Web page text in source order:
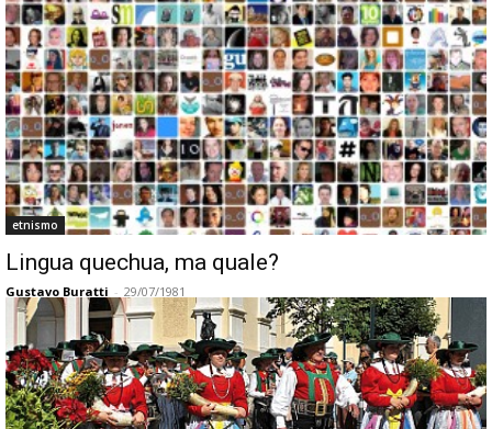
etnismo
Lingua quechua, ma quale?
Gustavo Buratti - 29/07/1981